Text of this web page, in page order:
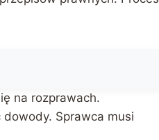
na rozprawach.
Sprawca musi